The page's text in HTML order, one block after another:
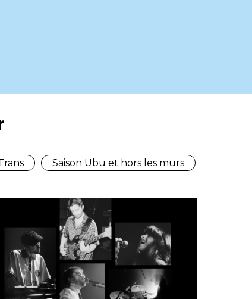
Saison Ubu et hors les murs